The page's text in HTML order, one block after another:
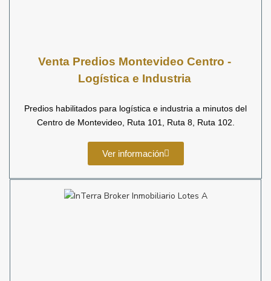
Venta Predios Montevideo Centro -
Logística e Industria
Predios habilitados para logística e industria a minutos del
Centro de Montevideo, Ruta 101, Ruta 8, Ruta 102.
Ver información